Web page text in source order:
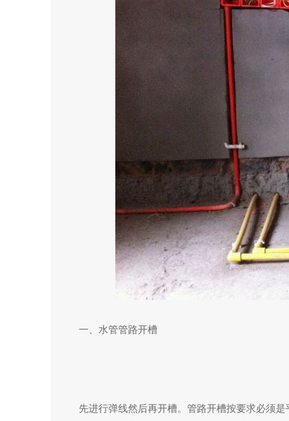
一、水管管路开槽
先进行弹线然后再开槽。管路开槽按要求必须